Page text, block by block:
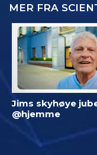
MER FRA
Jims skyhøye
@hjemme